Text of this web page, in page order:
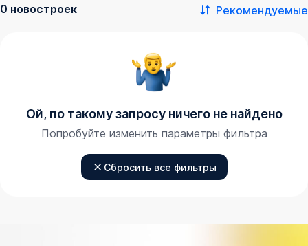
0 новостроек Рекомендуемые
Ой, по такому запросу ничего не найдено
Попробуйте изменить параметры фильтра
Сбросить все фильтры